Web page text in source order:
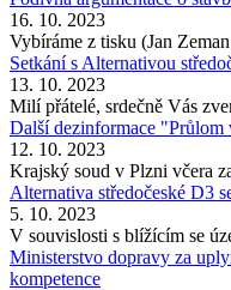
16. 10. 2023
Vybíráme z tisku (Jan
Setkání s Alternativou
13. 10. 2023
Milí přátelé, srdečně Vás
Další dezinformace "Průlom
12. 10. 2023
Krajský soud v Plzni včera
Alternativa středočeské D3
5. 10. 2023
V souvislosti s blížícím se
Ministerstvo dopravy za
kompetence